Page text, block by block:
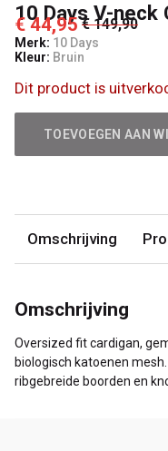
10 Days V-neck
€ 44,95 € 149,90
Merk: 10 Days
Kleur: Bruin
Dit product is
TOEVOEGEN AAN
Omschrijving
Omschrijving
Oversized fit cardigan,
biologisch katoenen
ribgebreide boorden en